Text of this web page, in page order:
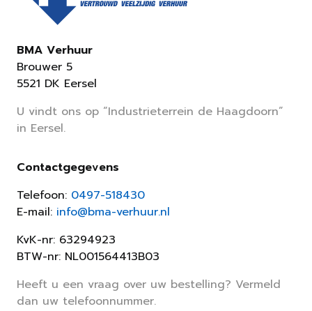
BMA Verhuur
Brouwer 5
5521 DK Eersel
U vindt ons op “Industrieterrein de Haagdoorn”
in Eersel.
Contactgegevens
Telefoon: 0497-518430
E-mail: info@bma-verhuur.nl
KvK-nr: 63294923
BTW-nr: NL001564413B03
Heeft u een vraag over uw bestelling? Vermeld
dan uw telefoonnummer.